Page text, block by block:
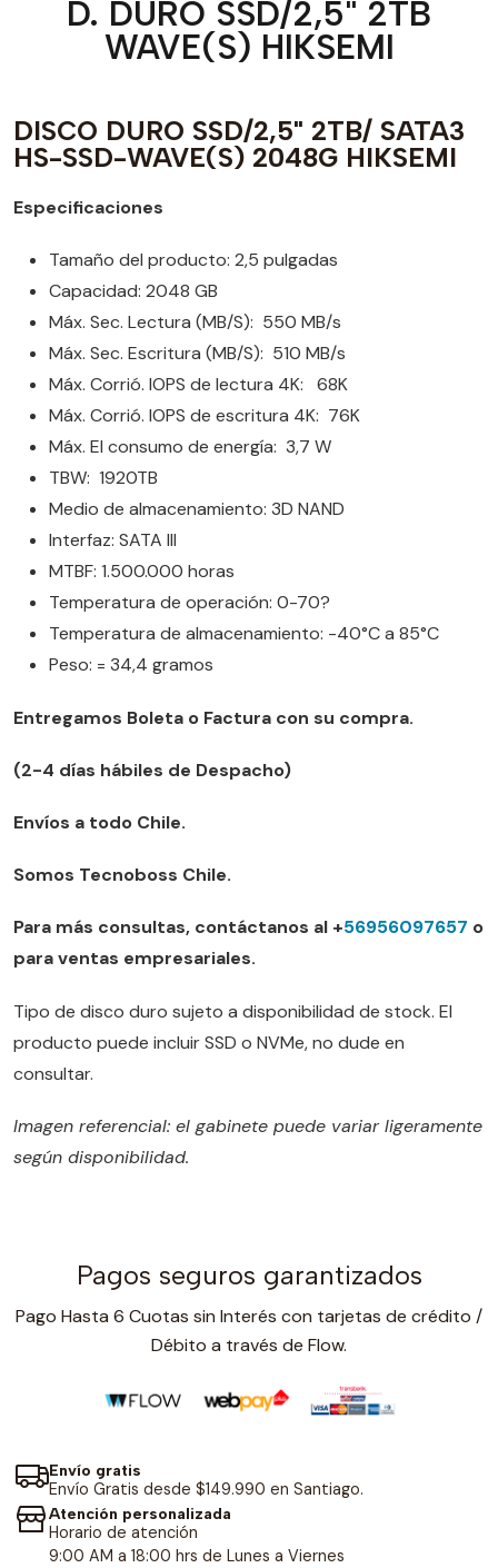
D. DURO SSD/2,5" 2TB
WAVE(S) HIKSEMI
DISCO DURO SSD/2,5" 2TB/ SATA3
HS-SSD-WAVE(S) 2048G HIKSEMI
Especificaciones
Tamaño del producto: 2,5 pulgadas
Capacidad: 2048 GB
Máx. Sec. Lectura (MB/S): 550 MB/s
Máx. Sec. Escritura (MB/S): 510 MB/s
Máx. Corrió. IOPS de lectura 4K: 68K
Máx. Corrió. IOPS de escritura 4K: 76K
Máx. El consumo de energía: 3,7 W
TBW: 1920TB
Medio de almacenamiento: 3D NAND
Interfaz: SATA III
MTBF: 1.500.000 horas
Temperatura de operación: 0-70?
Temperatura de almacenamiento: -40°C a 85°C
Peso: = 34,4 gramos
Entregamos Boleta o Factura con su compra.
(2-4 días hábiles de Despacho)
Envíos a todo Chile.
Somos Tecnoboss Chile.
Para más consultas, contáctanos al +56956097657 o
para ventas empresariales.
Tipo de disco duro sujeto a disponibilidad de stock. El
producto puede incluir SSD o NVMe, no dude en
consultar.
Imagen referencial: el gabinete puede variar ligeramente
según disponibilidad.
Pagos seguros garantizados
Pago Hasta 6 Cuotas sin Interés con tarjetas de crédito /
Débito a través de Flow.
Envío gratis
Envío Gratis desde $149.990 en Santiago.
Atención personalizada
Horario de atención
9:00 AM a 18:00 hrs de Lunes a Viernes